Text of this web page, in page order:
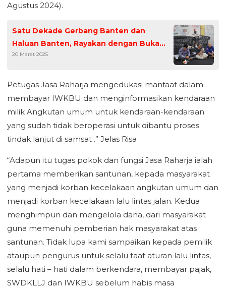
Agustus 2024).
Satu Dekade Gerbang Banten dan
Haluan Banten, Rayakan dengan Buka
Puasa Bersama
20 Maret 2025
Petugas Jasa Raharja mengedukasi manfaat dalam
membayar IWKBU dan menginformasikan kendaraan
milik Angkutan umum untuk kendaraan-kendaraan
yang sudah tidak beroperasi untuk dibantu proses
tindak lanjut di samsat .” Jelas Risa
“Adapun itu tugas pokok dan fungsi Jasa Raharja ialah
pertama memberikan santunan, kepada masyarakat
yang menjadi korban kecelakaan angkutan umum dan
menjadi korban kecelakaan lalu lintas jalan. Kedua
menghimpun dan mengelola dana, dari masyarakat
guna memenuhi pemberian hak masyarakat atas
santunan. Tidak lupa kami sampaikan kepada pemilik
ataupun pengurus untuk selalu taat aturan lalu lintas,
selalu hati – hati dalam berkendara, membayar pajak,
SWDKLLJ dan IWKBU sebelum habis masa